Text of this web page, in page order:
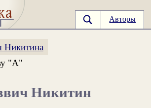
Авторы
Никитина
"А"
Никитин